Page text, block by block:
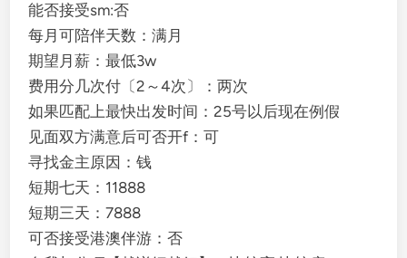
能否接受sm:否
每月可陪伴天数：满月
期望月薪：最低3w
费用分几次付〔2～4次〕：两次
如果匹配上最快出发时间：25号以后现在例假
见面双方满意后可否开f：可
寻找金主原因：钱
短期七天：11888
短期三天：7888
可否接受港澳伴游：否